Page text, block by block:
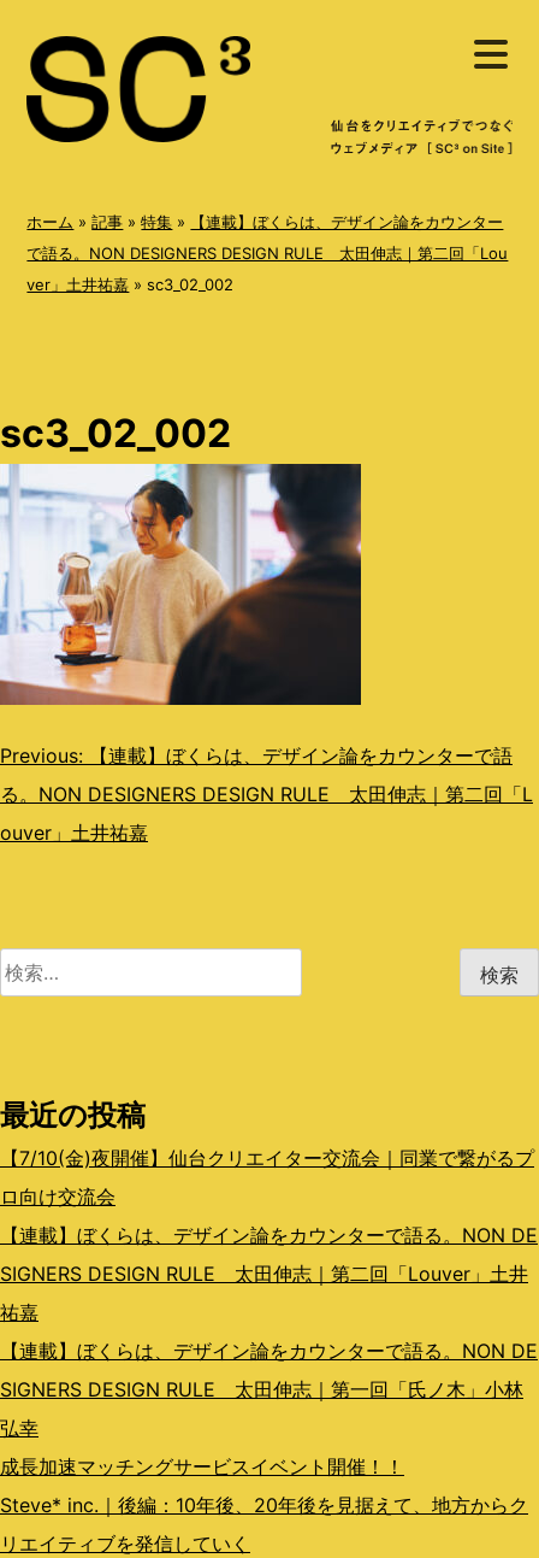
n
t
メ
ニ
を
開
く
ホーム »記事 »特集 »
【連載】ぼくらは、デザイン論をカウンター
で語る。NON DESIGNERS DESIGN RULE 太田伸志｜第二回「Lou
ver」土井祐嘉 »sc3_02_002
sc3_02_002
投
稿
ナ
ゲ
ー
ン
Previous:
【連載】ぼくらは、デザイン論をカウンターで語
る。NON DESIGNERS DESIGN RULE 太田伸志｜第二回「L
ouver」土井祐嘉
検
最近の投稿
【7/10(金)夜開催】仙台クリエイター交流会｜同業で繋がるプ
ロ向け交流会
【連載】ぼくらは、デザイン論をカウンターで語る。NON DE
SIGNERS DESIGN RULE 太田伸志｜第二回「Louver」土井
祐嘉
【連載】ぼくらは、デザイン論をカウンターで語る。NON DE
SIGNERS DESIGN RULE 太田伸志｜第一回「氏ノ木」小林
弘幸
成長加速マッチングサービスイベント開催！！
Steve* inc.｜後編：10年後、20年後を見据えて、地方からク
リエイティブを発信していく